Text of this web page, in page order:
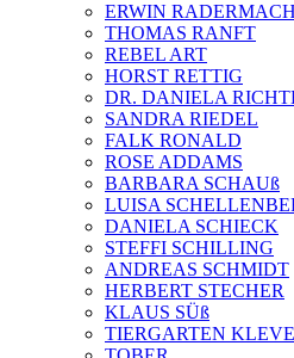
ERWIN
THOMAS RANFT
REBEL ART
HORST RETTIG
DR. DANIELA
SANDRA RIEDEL
FALK RONALD
ROSE ADDAMS
BARBARA SCHAUß
LUISA
DANIELA SCHIECK
STEFFI SCHILLING
ANDREAS SCHMIDT
HERBERT STECHER
KLAUS SÜß
TIERGARTEN KLEVE